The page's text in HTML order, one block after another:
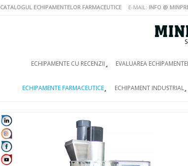
CATALOGUL ECHIPAMENTELOR FARMACEUTICE E-MAIL: INFO @
ECHIPAMENTE CU RECENZII EVALUAREA
ECHIPAMENTE FARMACEUTICE ECHIPAMENT INDUSTRIAL